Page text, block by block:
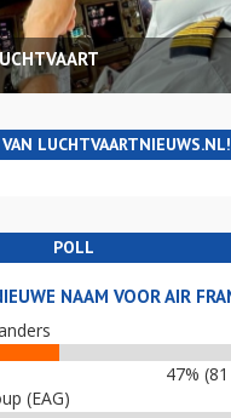
VAN LUCHTVAARTNIEUWS.NL!
POLL
NAAM VOOR AIR
47%
(EAG)